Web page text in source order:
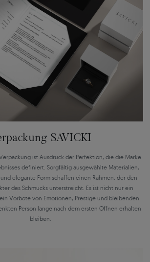
SAVICKI
ist Ausdruck der Perfektion, die die Marke
definiert. Sorgfältig ausgewählte Materialien,
elegante Form schaffen einen Rahmen, der den
des Schmucks unterstreicht. Es ist nicht nur ein
Vorbote von Emotionen, Prestige und bleibenden
Person lange nach dem ersten Öffnen erhalten
bleiben.